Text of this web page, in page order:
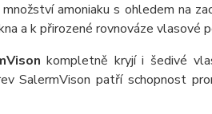
množství amoniaku s ohledem na
a k přirozené rovnováze vlasové
kompletně kryjí i šedivé
SalermVison patří schopnost